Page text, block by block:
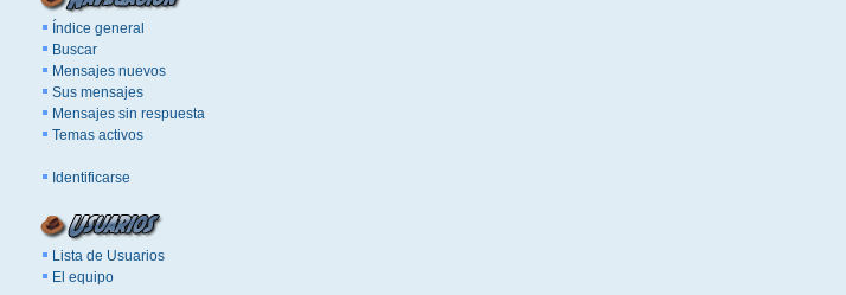
Índice general
Buscar
Mensajes nuevos
Sus mensajes
Mensajes sin respuesta
Temas activos
Identificarse
Lista de Usuarios
El equipo